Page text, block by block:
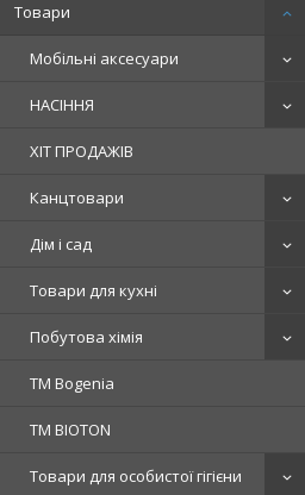
Товари
Мобільні аксесуари
НАСІННЯ
ХІТ ПРОДАЖІВ
Канцтовари
Дім і сад
Товари для кухні
Побутова хімія
ТМ Bogenia
ТМ BIOTON
Товари для особистої гігієни